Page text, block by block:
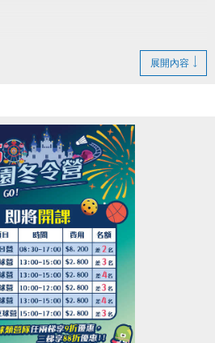
】課程可使用APP報名。
，並攜帶毛巾、水。
年滿15歲；懸吊、空瑜需年滿
班，將於開課前通知，並請持
發票至本中心辦理退費。
#115、116
網 :
zh_TW/news/pageID/1/
展開內容